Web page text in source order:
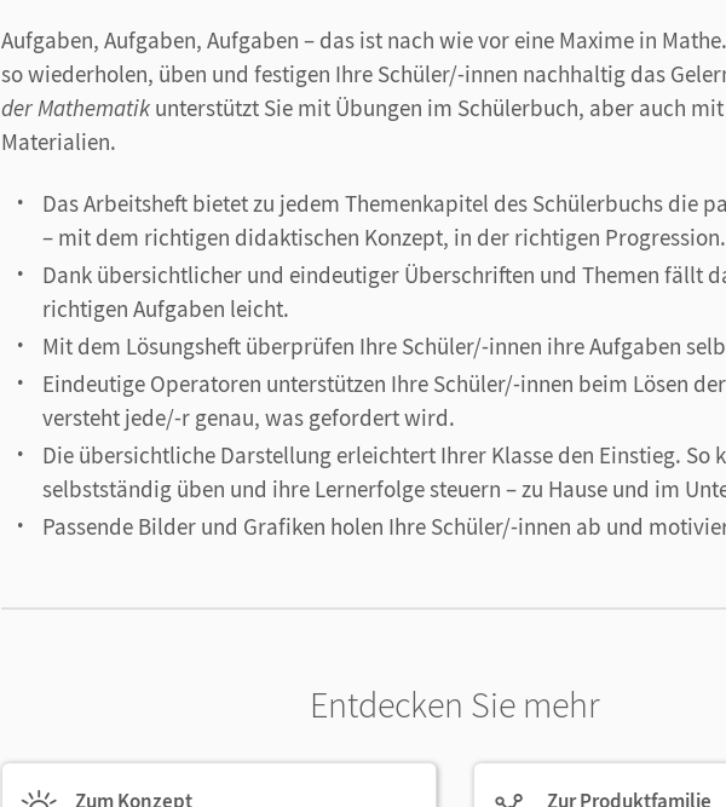
Aufgaben, Aufgaben, Aufgaben – das ist nach wie vor eine Maxime in
so wiederholen, üben und festigen Ihre Schüler/-innen nachhaltig das
der Mathematik unterstützt Sie mit Übungen im Schülerbuch, aber auch
Materialien.
Das Arbeitsheft bietet zu jedem Themenkapitel des Schülerbuchs die
– mit dem richtigen didaktischen Konzept, in der richtigen Progression.
Dank übersichtlicher und eindeutiger Überschriften und Themen fällt
richtigen Aufgaben leicht.
Mit dem Lösungsheft überprüfen Ihre Schüler/-innen ihre Aufgaben
Eindeutige Operatoren unterstützen Ihre Schüler/-innen beim Lösen
versteht jede/-r genau, was gefordert wird.
Die übersichtliche Darstellung erleichtert Ihrer Klasse den Einstieg. So
selbstständig üben und ihre Lernerfolge steuern – zu Hause und im
Passende Bilder und Grafiken holen Ihre Schüler/-innen ab und
Entdecken Sie mehr
Zum Konzept Zur Produktfamilie